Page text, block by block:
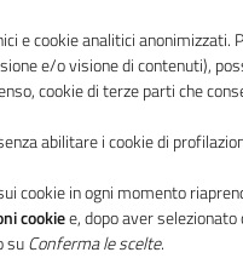
sistema camerale
sulle medie
e cookie analitici anonimizzati.
e/o visione di contenuti),
cookie di terze parti che
abilitare i cookie di
cookie in ogni momento
cookiee, dopo aver
suConferma le scelte.